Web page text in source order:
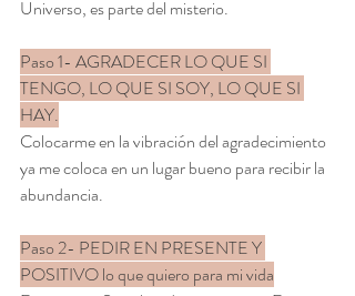
Universo, es parte del misterio.
Paso 1- AGRADECER LO QUE SI
TENGO, LO QUE SI SOY, LO QUE SI
HAY.
Colocarme en la vibración del agradecimiento
ya me coloca en un lugar bueno para recibir la
abundancia.
Paso 2- PEDIR EN PRESENTE Y
POSITIVO lo que quiero para mi vida